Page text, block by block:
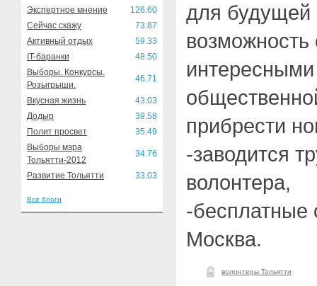
Экспертное мнение
126.60
Сейчас скажу
73.87
Активный отдых
59.33
IT-баранки
48.50
Выборы. Конкурсы.
Розыгрыши.
46.71
Вкусная жизнь
43.03
Додыр
39.58
Полит просвет
35.49
Выборы мэра
Тольятти-2012
34.76
Развитие Тольятти 33.03
Все блоги
для будущей
прибрести
-заводится
волонтера,
-бесплатные
Москва.
волонтеры Тольятти